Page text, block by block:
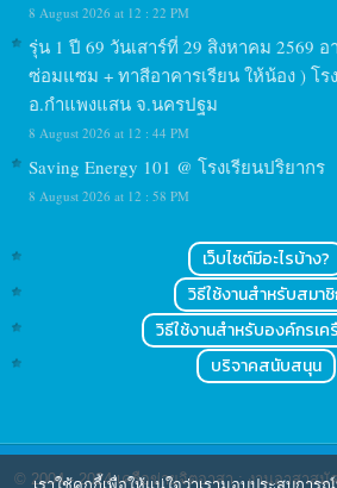
8 August 2026 at 12 : 22 PM
รุ่น 1 ปี 69 วันเสาร์ที่ 29 สิงหาคม 2569
ซ่อมแซม + ทาสีอาคารเรียน ให้น้อง ) โร
อ.กำแพงแสน จ.นครปฐม
8 August 2026 at 12 : 44 PM
Saving Energy 101 @ โรงเรียนปริยากร
8 August 2026 at 12 : 58 PM
เว็บไซต์มีอะไรบ้าง?
วิธีใช้งานสำหรับสมา
วิธีใช้งานสำหรับองค์กรเค
บริจาคสนับสนุน
© 2004 - 2024เครือข่ายจิตอาสา : งานอาสาสมั